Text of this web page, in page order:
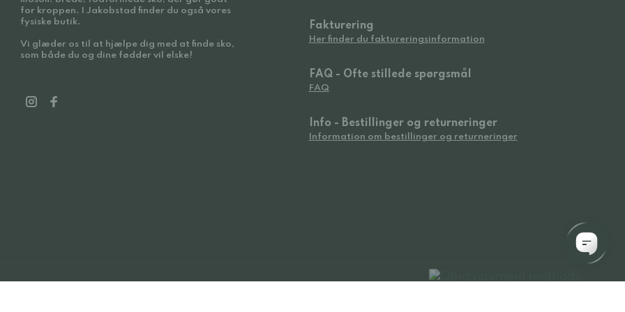
for kroppen. I Jakobstad finder du også vores
fysiske butik.
Vi glæder os til at hjælpe dig med at finde sko,
som både du og dine fødder vil elske!
Fakturering
Her finder du faktureringsinformation
FAQ - Ofte stillede spørgsmål
FAQ
Info - Bestillinger og returneringer
Information om bestillinger og returneringer